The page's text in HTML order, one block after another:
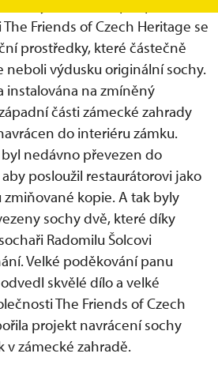
Friends of Czech Heritage se
prostředky, které částečně
neboli výdusku originální sochy.
instalována na zmíněný
části zámecké zahrady
do interiéru zámku.
nedávno převezen do
posloužil restaurátorovi jako
kopie. A tak byly
sochy dvě, které díky
Radomilu Šolcovi
Velké poděkování panu
skvělé dílo a velké
The Friends of Czech
projekt navrácení sochy
zámecké zahradě.